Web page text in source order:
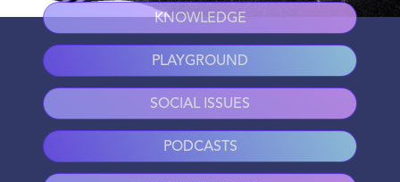
KNOWLEDGE
PLAYGROUND
SOCIAL ISSUES
PODCASTS